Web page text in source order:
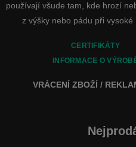
používají všude tam, kde hrozí
z výšky nebo pádu při vysoké
CERTIFIKÁTY
INFORMACE O
VRÁCENÍ ZBOŽÍ /